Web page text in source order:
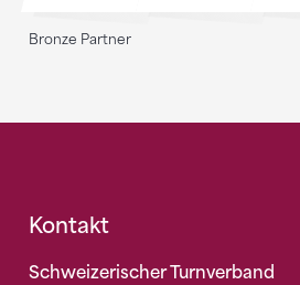
Bronze Partner
Fusszeile
Kontakt
Schweizerischer Turnverband